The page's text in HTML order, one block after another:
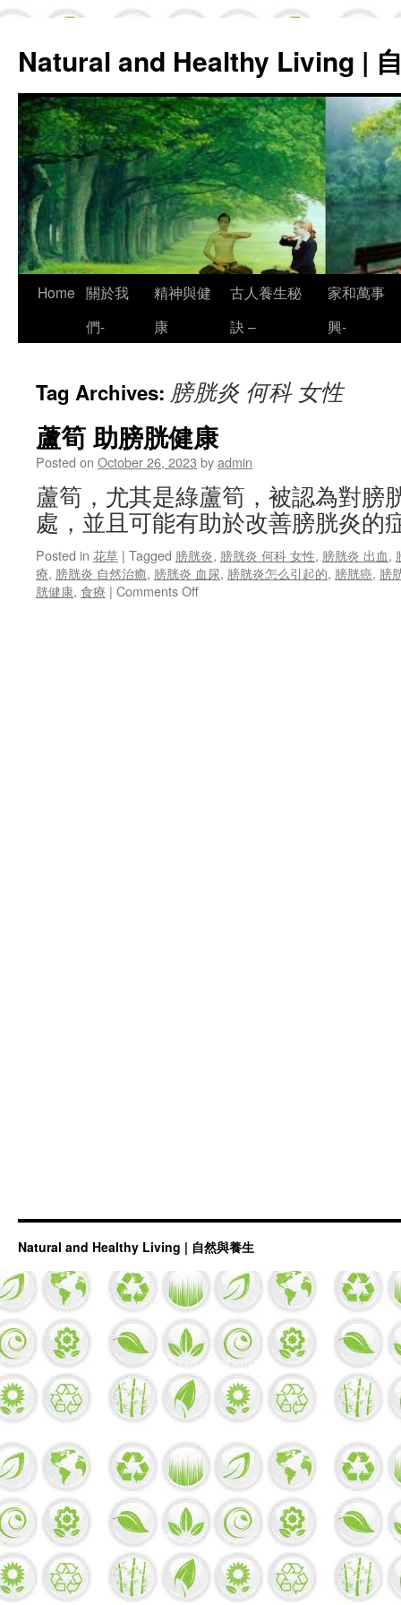
Natural and Healthy Living |
Skip
Home 關於我
們-
精神與健
康
古人養生秘
訣 –
家和萬事
興-
Tag Archives: 膀胱炎 何科 女性
蘆筍 助膀胱健康
Posted on October 26, 2023 byadmin
蘆筍，尤其是綠蘆筍，被認為對膀
處，並且可能有助於改善膀胱炎的
Posted in 花草 | Tagged 膀胱炎, 膀胱炎 何科 女性, 膀胱炎 出血,
療, 膀胱炎 自然治癒, 膀胱炎 血尿, 膀胱炎怎么引起的, 膀胱癌, 膀
胱健康, 食療 | Comments Offon
Natural and Healthy Living | 自然與養生